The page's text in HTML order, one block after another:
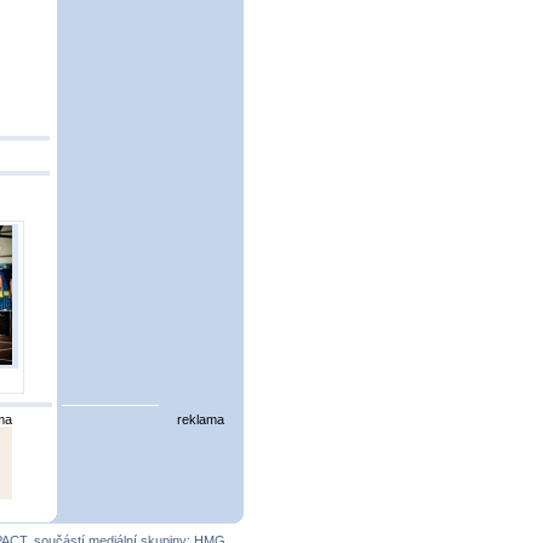
reklama